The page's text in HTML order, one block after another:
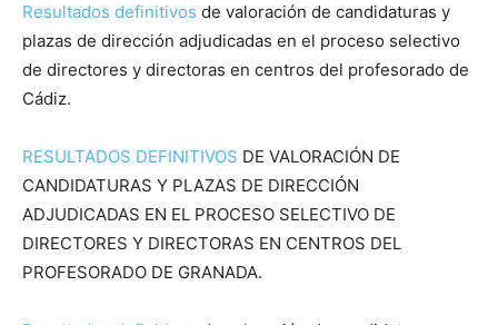
Resultados definitivos de valoración de candidaturas y
plazas de dirección adjudicadas en el proceso selectivo
de directores y directoras en centros del profesorado de
Cádiz.
RESULTADOS DEFINITIVOS DE VALORACIÓN DE
CANDIDATURAS Y PLAZAS DE DIRECCIÓN
ADJUDICADAS EN EL PROCESO SELECTIVO DE
DIRECTORES Y DIRECTORAS EN CENTROS DEL
PROFESORADO DE GRANADA.